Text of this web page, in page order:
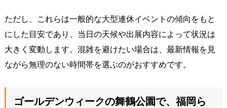
ただし、これらは一般的な大型連休イベントの傾向をもと
にした目安であり、当日の天候や出展内容によって状況は
大きく変動します。混雑を避けたい場合は、最新情報を見
ながら無理のない時間帯を選ぶのがおすすめです。
ゴールデンウィークの舞鶴公園で、福岡ら